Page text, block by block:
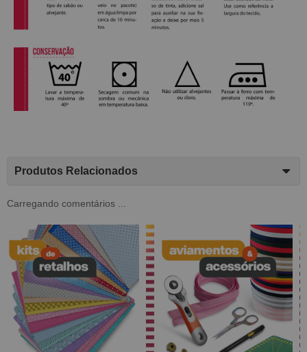
Produtos Relacionados
Carregando comentários ...